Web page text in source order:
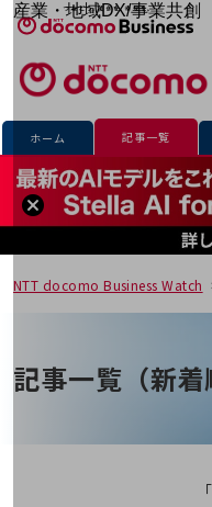
産業・地域DX/事業共創
OPEN HUB for Plural
自律・分散・協調型社会の実現
「社会可能性」を探究・実装す
OPEN HUB for Plural
イベント/ウェビナー
記事コンテンツ
プレイヤー(カタリスト/パ
事例
Smart World
産業・地域DXプラットフォーマ
企業と地域が持続成長する社会
Smart City
Smart Education
Smart Mobility
Smart Worksite
地域経済のさらなる活性化に取
サイト内検索
開く
メニュー
開く
フリーワードを入力して
フリーワードでNTTドコモ
ホーム 記事一覧
NTT docomo Business Watch
記事一覧（新着